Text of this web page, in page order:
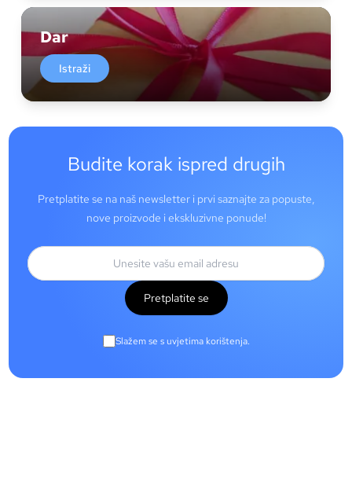
Dar
Istraži
Budite korak ispred drugih
Pretplatite se na naš newsletter i prvi saznajte za popuste,
nove proizvode i ekskluzivne ponude!
Pretplatite se
Slažem se s uvjetima korištenja.